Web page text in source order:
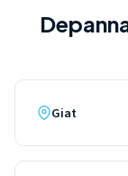
Giat